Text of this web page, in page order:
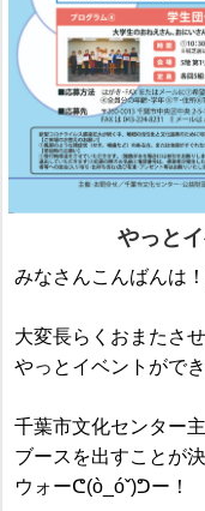
やっと
みなさんこんばんは
大変長らくおまたさ
やっとイベントがで
千葉市文化センター
ブースを出すことが
ウォーᕦ(ò_óˇ)ᕤー！